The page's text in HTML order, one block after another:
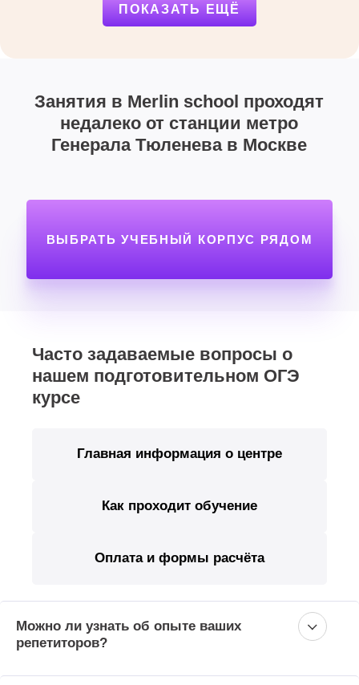
ПОКАЗАТЬ ЕЩЁ
Занятия в Merlin school проходят
недалеко от станции метро
Генерала Тюленева в Москве
ВЫБРАТЬ УЧЕБНЫЙ КОРПУС РЯДОМ
Часто задаваемые вопросы о
нашем подготовительном ОГЭ
курсе
Главная информация о центре
Как проходит обучение
Оплата и формы расчёта
Можно ли узнать об опыте ваших
репетиторов?